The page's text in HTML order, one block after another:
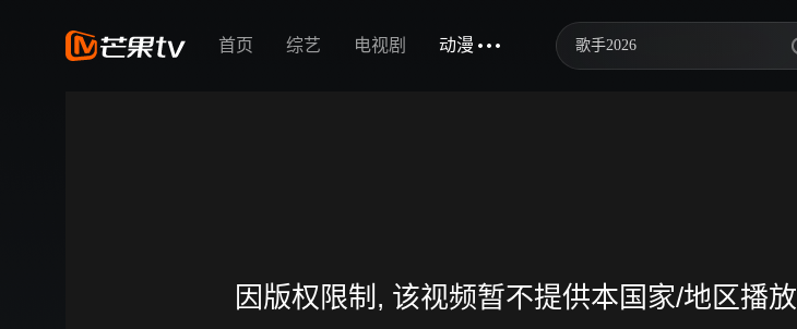
首页 综艺 电视剧 动漫 歌手2026
忙忙碌碌寻宝藏2
因版权限制, 该视频暂不提供本国家/地区播放